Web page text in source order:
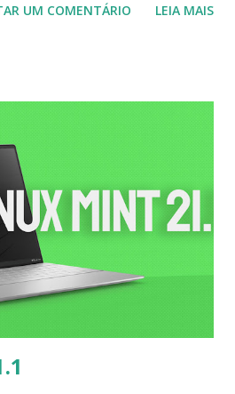
os principais detalhes:
só, com recursos exclusivos. O
dos pacotes binários TXZ do
tem compatibilidade binária
aos repositórios Slackware e
64 bits e 32 bits Os recursos
tradicionais do Puppy Linux;
LTS da série 5 - 5.15 para 64
UM COMENTÁRIO LEIA MAIS